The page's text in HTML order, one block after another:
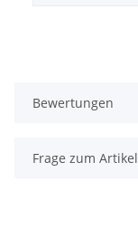
Bewertungen
Frage zum Artikel